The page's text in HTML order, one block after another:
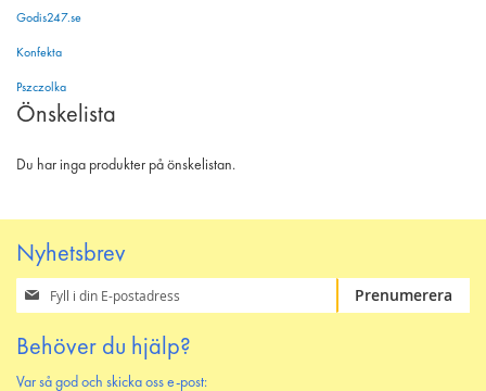
Godis247.se
Konfekta
Pszczolka
Önskelista
Du har inga produkter på önskelistan.
Nyhetsbrev
Prenumerera
på
nyhetsbrev
Prenumerera
Behöver du hjälp?
Var så god och skicka oss e-post: